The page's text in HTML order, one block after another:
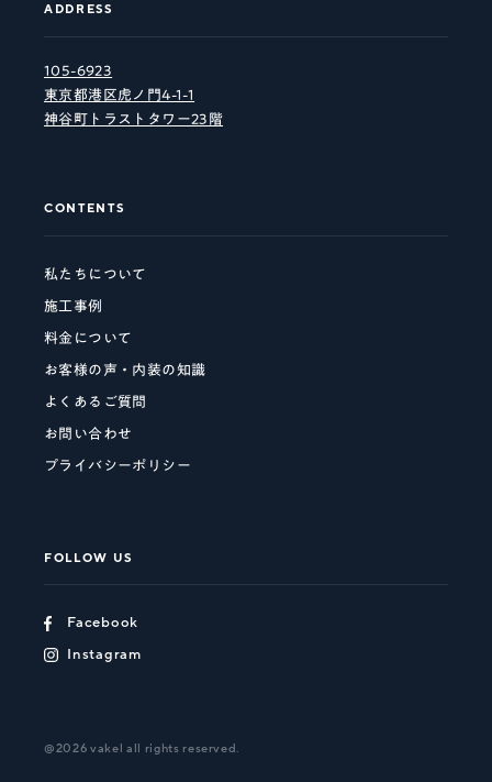
ADDRESS
105-6923
東京都港区虎ノ門4-1-1
神谷町トラストタワー23階
CONTENTS
私たちについて
施工事例
料金について
お客様の声・内装の知識
よくあるご質問
お問い合わせ
プライバシーポリシー
FOLLOW US
Facebook
Instagram
@2026 vakel all rights reserved.